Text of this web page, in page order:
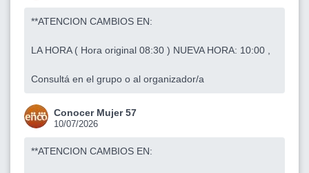
**ATENCION CAMBIOS EN:
LA HORA ( Hora original 08:30 ) NUEVA HORA: 10:00 ,
Consultá en el grupo o al organizador/a
Conocer Mujer 57
10/07/2026
**ATENCION CAMBIOS EN: